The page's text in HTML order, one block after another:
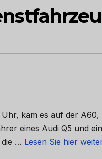
kam es auf der
eines Audi Q5 und
die … Lesen Sie hier